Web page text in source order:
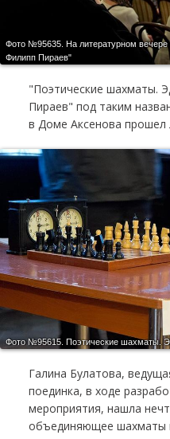
Фото №95635. На литературном
Филипп Пираев"
"Поэтические шахматы.
Пираев" под таким
в Доме Аксенова прошел
Фото №95615. Поэтические шахматы.
Галина Булатова,
поединка, в ходе
мероприятия, нашла
объединяющее шахматы